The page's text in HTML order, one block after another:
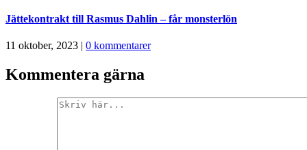
Jättekontrakt till Rasmus Dahlin – får monsterlön
11 oktober, 2023 | 0 kommentarer
Kommentera gärna